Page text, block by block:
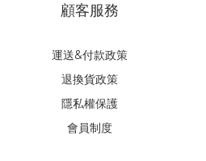
顧客服務
運送&付款政策
退換貨政策
隱私權保護
會員制度